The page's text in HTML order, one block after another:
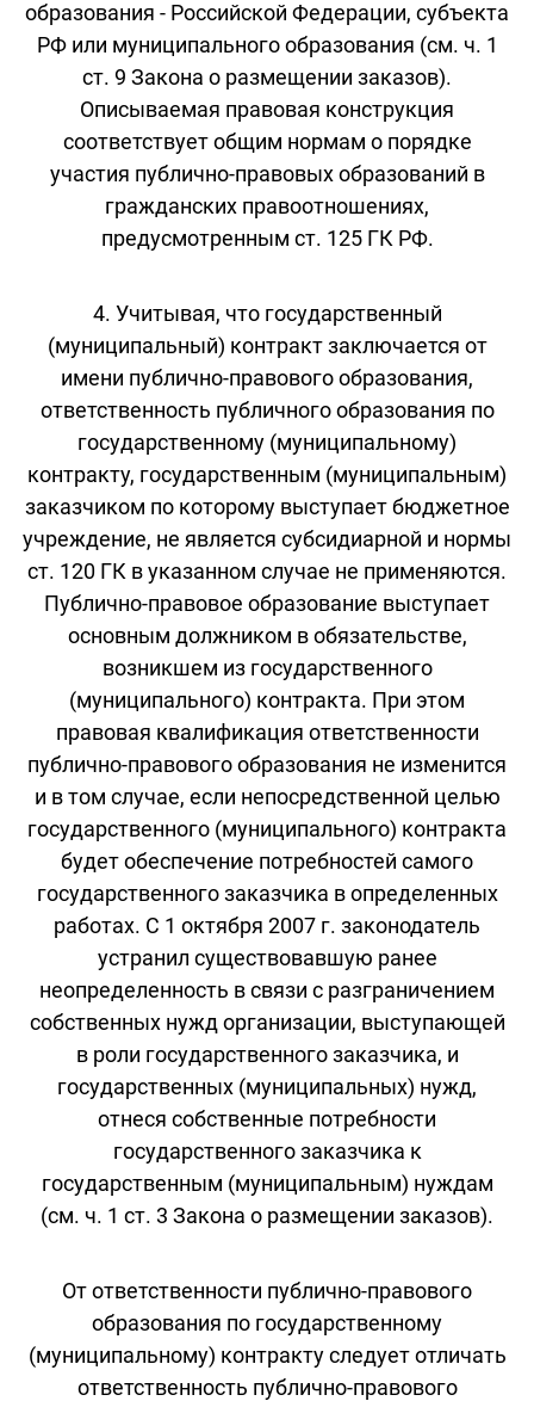
образования - Российской Федерации, субъекта
РФ или муниципального образования (см. ч. 1
ст. 9 Закона о размещении заказов).
Описываемая правовая конструкция
соответствует общим нормам о порядке
участия публично-правовых образований в
гражданских правоотношениях,
предусмотренным ст. 125 ГК РФ.
4. Учитывая, что государственный
(муниципальный) контракт заключается от
имени публично-правового образования,
ответственность публичного образования по
государственному (муниципальному)
контракту, государственным (муниципальным)
заказчиком по которому выступает бюджетное
учреждение, не является субсидиарной и нормы
ст. 120 ГК в указанном случае не применяются.
Публично-правовое образование выступает
основным должником в обязательстве,
возникшем из государственного
(муниципального) контракта. При этом
правовая квалификация ответственности
публично-правового образования не изменится
и в том случае, если непосредственной целью
государственного (муниципального) контракта
будет обеспечение потребностей самого
государственного заказчика в определенных
работах. С 1 октября 2007 г. законодатель
устранил существовавшую ранее
неопределенность в связи с разграничением
собственных нужд организации, выступающей
в роли государственного заказчика, и
государственных (муниципальных) нужд,
отнеся собственные потребности
государственного заказчика к
государственным (муниципальным) нуждам
(см. ч. 1 ст. 3 Закона о размещении заказов).
От ответственности публично-правового
образования по государственному
(муниципальному) контракту следует отличать
ответственность публично-правового